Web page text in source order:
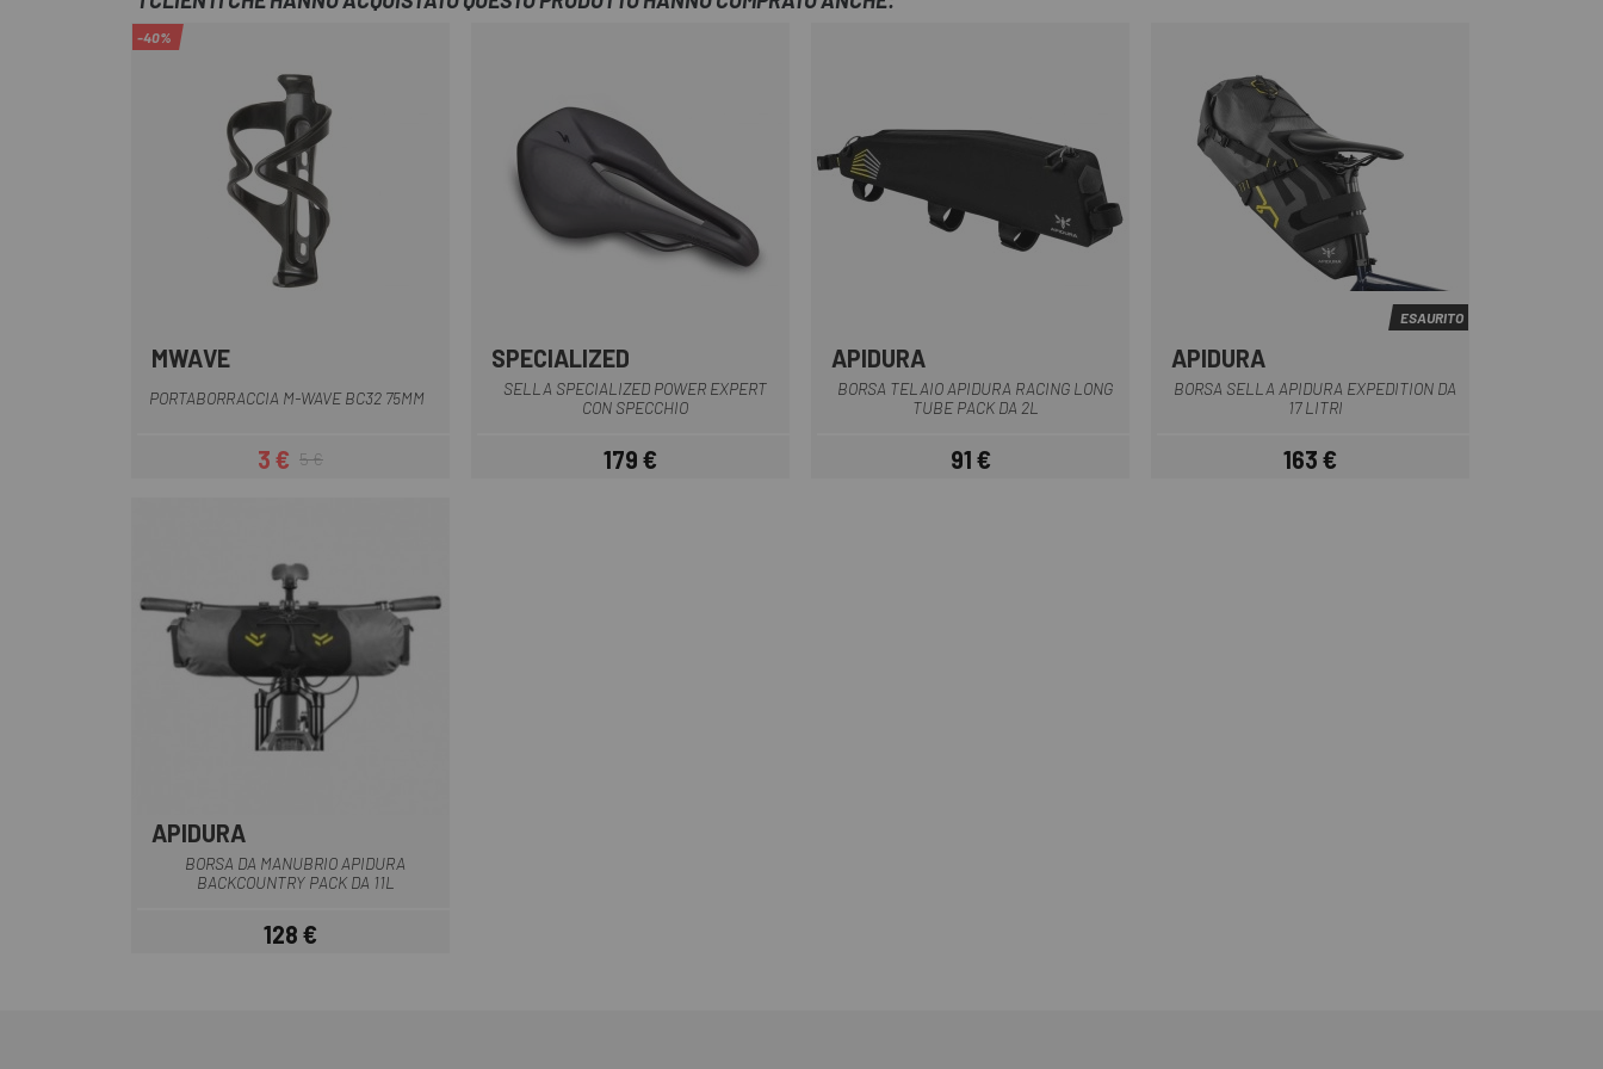
-40%
MWAVE
PORTABORRACCIA M-WAVE BC32 75MM
Prezzo
3 € Prezzo base
5 €
Nero
SPECIALIZED
SELLA SPECIALIZED POWER EXPERT
CON SPECCHIO
Prezzo
179 €
APIDURA
BORSA TELAIO APIDURA RACING LONG
TUBE PACK DA 2L
Prezzo
91 €
ESAURITO
APIDURA
BORSA SELLA APIDURA EXPEDITION DA
17 LITRI
Prezzo
163 €
APIDURA
BORSA DA MANUBRIO APIDURA
BACKCOUNTRY PACK DA 11L
Prezzo
128 €